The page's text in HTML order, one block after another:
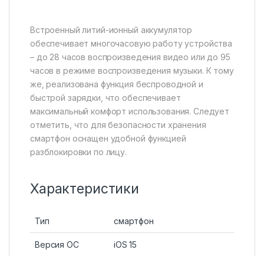
Встроенный литий-ионный аккумулятор
обеспечивает многочасовую работу устройства
– до 28 часов воспроизведения видео или до 95
часов в режиме воспроизведения музыки. К тому
же, реализована функция беспроводной и
быстрой зарядки, что обеспечивает
максимальный комфорт использования. Следует
отметить, что для безопасности хранения
смартфон оснащен удобной функцией
разблокировки по лицу.
Характеристики
Тип смартфон
Версия ОС iOS 15